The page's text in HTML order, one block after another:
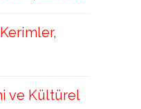
Kerimler,
ve Kültürel